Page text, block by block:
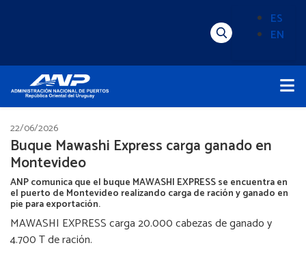
idioma
(Content)
ES
EN
Menú
Principal
22/06/2026
Buque Mawashi Express carga ganado en
Montevideo
ANP comunica que el buque MAWASHI EXPRESS se encuentra en
el puerto de Montevideo realizando carga de ración y ganado en
pie para exportación.
MAWASHI EXPRESS carga 20.000 cabezas de ganado y
4.700 T de ración.